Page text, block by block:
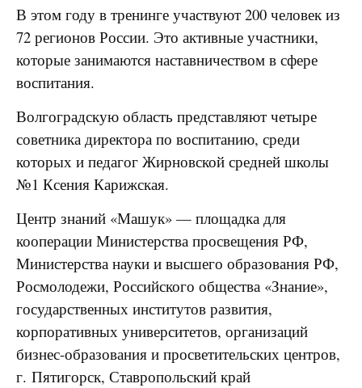
В этом году в тренинге участвуют 200 человек из
72 регионов России. Это активные участники,
которые занимаются наставничеством в сфере
воспитания.
Волгоградскую область представляют четыре
советника директора по воспитанию, среди
которых и педагог Жирновской средней школы
№1 Ксения Карижская.
Центр знаний «Машук» — площадка для
кооперации Министерства просвещения РФ,
Министерства науки и высшего образования РФ,
Росмолодежи, Российского общества «Знание»,
государственных институтов развития,
корпоративных университетов, организаций
бизнес-образования и просветительских центров,
г. Пятигорск, Ставропольский край